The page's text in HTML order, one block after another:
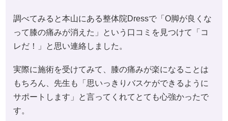
調べてみると本山にある整体院Dressで「O脚が良くな
って膝の痛みが消えた」という口コミを見つけて「コ
レだ！」と思い連絡しました。
実際に施術を受けてみて、膝の痛みが楽になることは
もちろん、先生も「思いっきりバスケができるように
サポートします」と言ってくれてとても心強かったで
す。